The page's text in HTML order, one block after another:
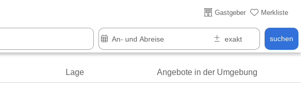
Gastgeber Merkliste
suchen
Lage Angebote in der Umgebung